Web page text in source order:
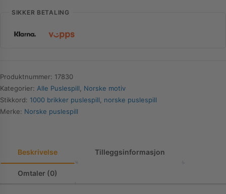
SIKKER BETALING
Produktnummer: 17830
Kategorier: Alle Puslespill
Norske motiv
Stikkord: 1000 brikker puslespill
norske puslespill
Merke: Norske puslespill
Beskrivelse Tilleggsinformasjon
Omtaler (0)